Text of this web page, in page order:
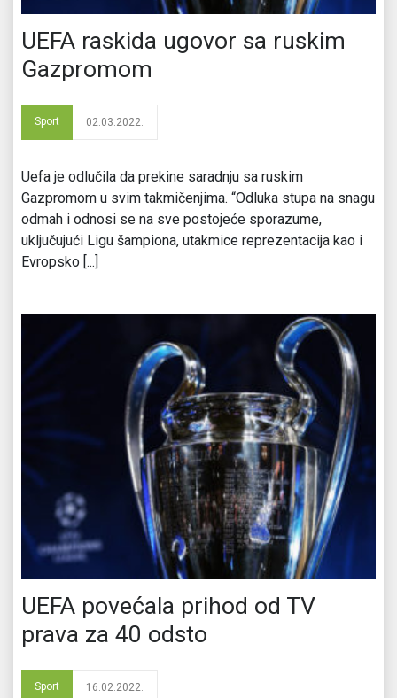
UEFA raskida ugovor sa ruskim
Gazpromom
Sport 02.03.2022.
Uefa je odlučila da prekine saradnju sa ruskim
Gazpromom u svim takmičenjima. “Odluka stupa na snagu
odmah i odnosi se na sve postojeće sporazume,
uključujući Ligu šampiona, utakmice reprezentacija kao i
Evropsko [...]
UEFA povećala prihod od TV
prava za 40 odsto
Sport 16.02.2022.